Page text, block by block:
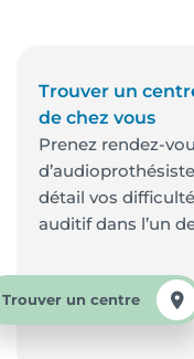
Trouver un
de chez vous
Prenez rendez-
détail vos
auditif dans l’un
Trouver un centre